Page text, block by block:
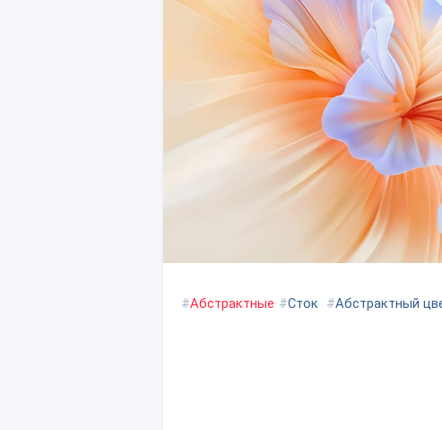
#Абстрактные #Сток #Абстрактный